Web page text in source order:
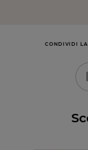
CONDIVIDI LA